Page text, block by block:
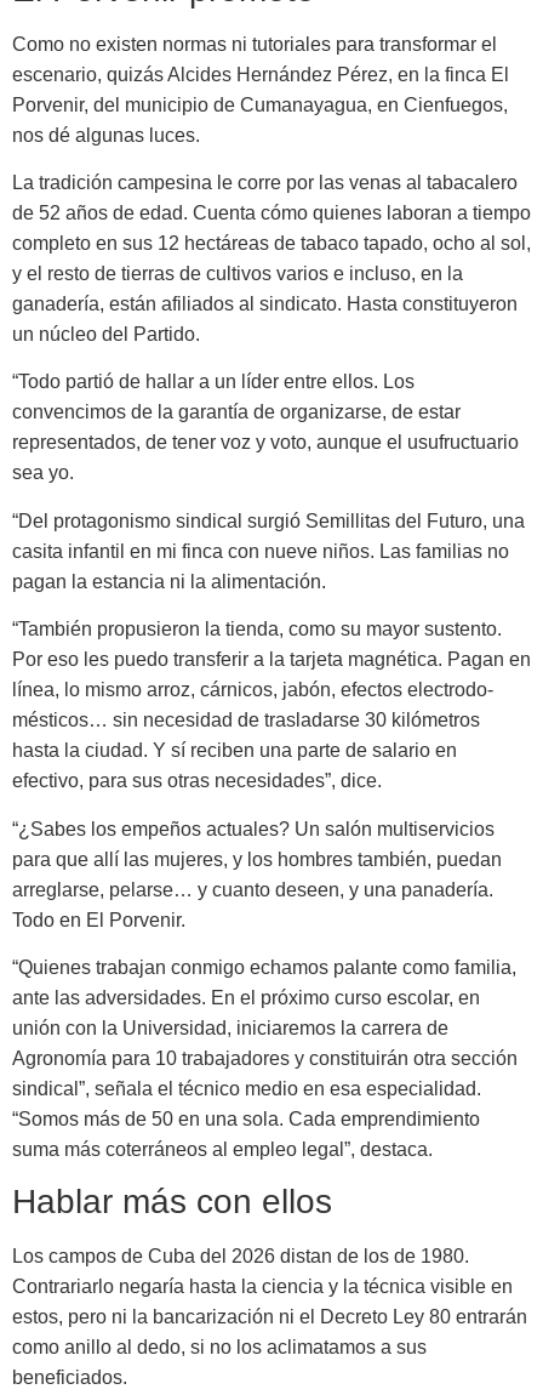
Como no existen normas ni tutoria­les para transformar el
escenario, quizás Alcides Hernández Pérez, en la finca El
Porvenir, del municipio de Cumanayagua, en Cienfuegos,
nos dé algunas luces.
La tradición campesina le corre por las venas al tabacalero
de 52 años de edad. Cuenta cómo quienes labo­ran a tiempo
completo en sus 12 hec­táreas de tabaco tapado, ocho al sol,
y el resto de tierras de cultivos varios e incluso, en la
ganadería, están afi­liados al sindicato. Hasta constituye­ron
un núcleo del Partido.
“Todo partió de hallar a un lí­der entre ellos. Los
convencimos de la garantía de organizarse, de estar
representados, de tener voz y voto, aunque el usufructuario
sea yo.
“Del protagonismo sindical sur­gió Semillitas del Futuro, una
casita infantil en mi finca con nueve niños. Las familias no
pagan la estancia ni la alimentación.
“También propusieron la tienda, como su mayor sustento.
Por eso les puedo transferir a la tarjeta magné­tica. Pagan en
línea, lo mismo arroz, cárnicos, jabón, efectos electrodo­
mésticos… sin necesidad de trasla­darse 30 kilómetros
hasta la ciudad. Y sí reciben una parte de salario en
efectivo, para sus otras necesidades”, dice.
“¿Sabes los empeños actuales? Un salón multiservicios
para que allí las mujeres, y los hombres tam­bién, puedan
arreglarse, pelarse… y cuanto deseen, y una panadería.
Todo en El Porvenir.
“Quienes trabajan conmigo echamos palante como familia,
ante las adversidades. En el próximo curso escolar, en
unión con la Uni­versidad, iniciaremos la carrera de
Agronomía para 10 trabajadores y constituirán otra sección
sindical”, señala el técnico medio en esa espe­cialidad.
“Somos más de 50 en una sola. Cada emprendimiento
suma más coterráneos al empleo legal”, destaca.
Hablar más con ellos
Los campos de Cuba del 2026 distan de los de 1980.
Contrariarlo negaría hasta la ciencia y la técnica visible en
estos, pero ni la bancarización ni el Decreto Ley 80 entrarán
como anillo al dedo, si no los aclimatamos a sus
beneficiados.